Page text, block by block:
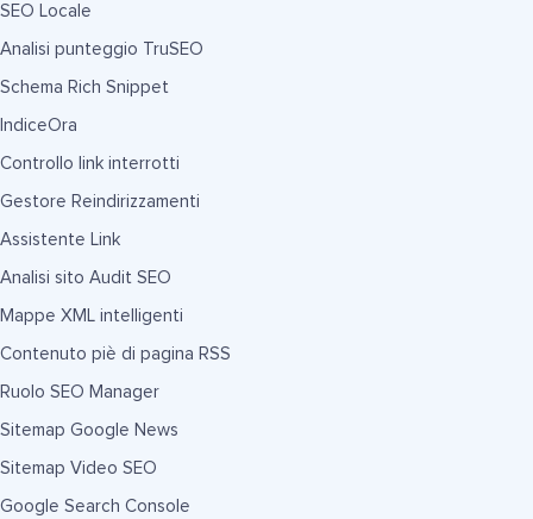
SEO Locale
Analisi punteggio TruSEO
Schema Rich Snippet
IndiceOra
Controllo link interrotti
Gestore Reindirizzamenti
Assistente Link
Analisi sito Audit SEO
Mappe XML intelligenti
Contenuto piè di pagina RSS
Ruolo SEO Manager
Sitemap Google News
Sitemap Video SEO
Google Search Console